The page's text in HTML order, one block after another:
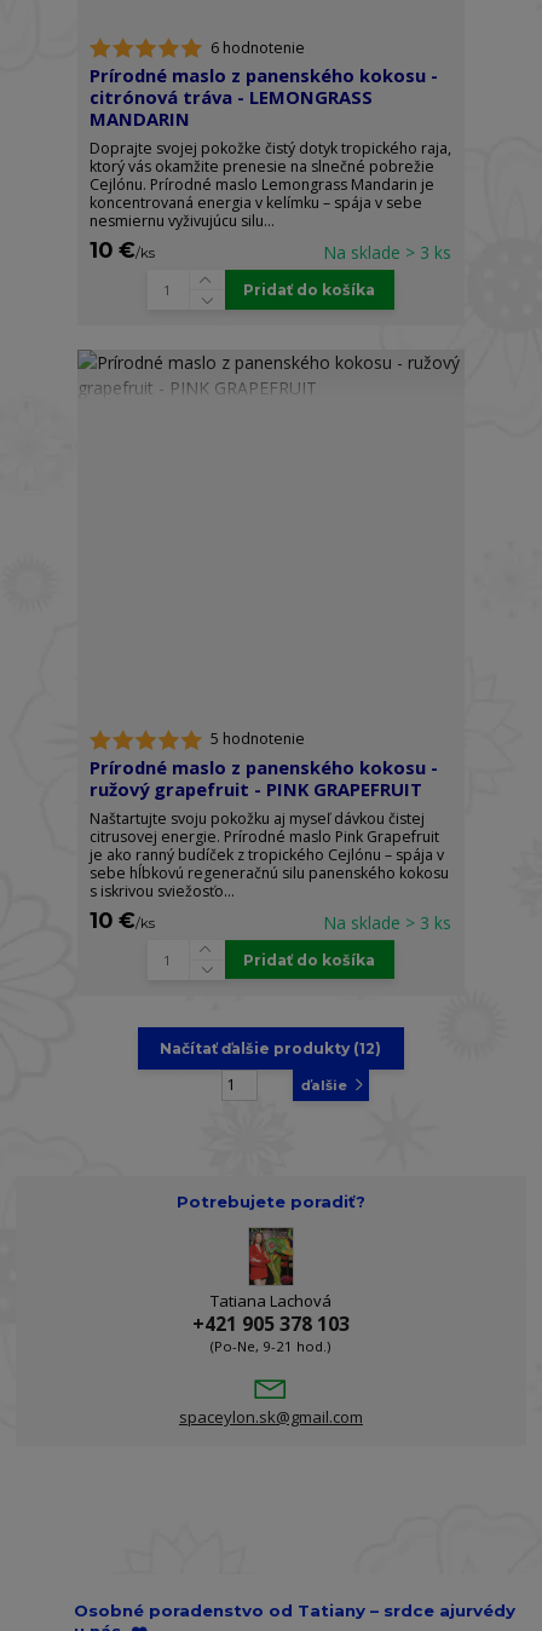
6 hodnotenie
Prírodné maslo z panenského kokosu -
citrónová tráva - LEMONGRASS
MANDARIN
Doprajte svojej pokožke čistý dotyk tropického raja,
ktorý vás okamžite prenesie na slnečné pobrežie
Cejlónu. Prírodné maslo Lemongrass Mandarin je
koncentrovaná energia v kelímku – spája v sebe
nesmiernu vyživujúcu silu...
10 €/ks Na sklade > 3 ks
Pridať do košíka
5 hodnotenie
Prírodné maslo z panenského kokosu -
ružový grapefruit - PINK GRAPEFRUIT
Naštartujte svoju pokožku aj myseľ dávkou čistej
citrusovej energie. Prírodné maslo Pink Grapefruit
je ako ranný budíček z tropického Cejlónu – spája v
sebe hĺbkovú regeneračnú silu panenského kokosu
s iskrivou sviežosťo...
10 €/ks Na sklade > 3 ks
Pridať do košíka
Načítať ďalšie produkty (12)
ďalšie
Potrebujete poradiť?
Tatiana Lachová
+421 905 378 103
(Po-Ne, 9-21 hod.)
spaceylon.sk@gmail.com
Osobné poradenstvo od Tatiany – srdce ajurvédy